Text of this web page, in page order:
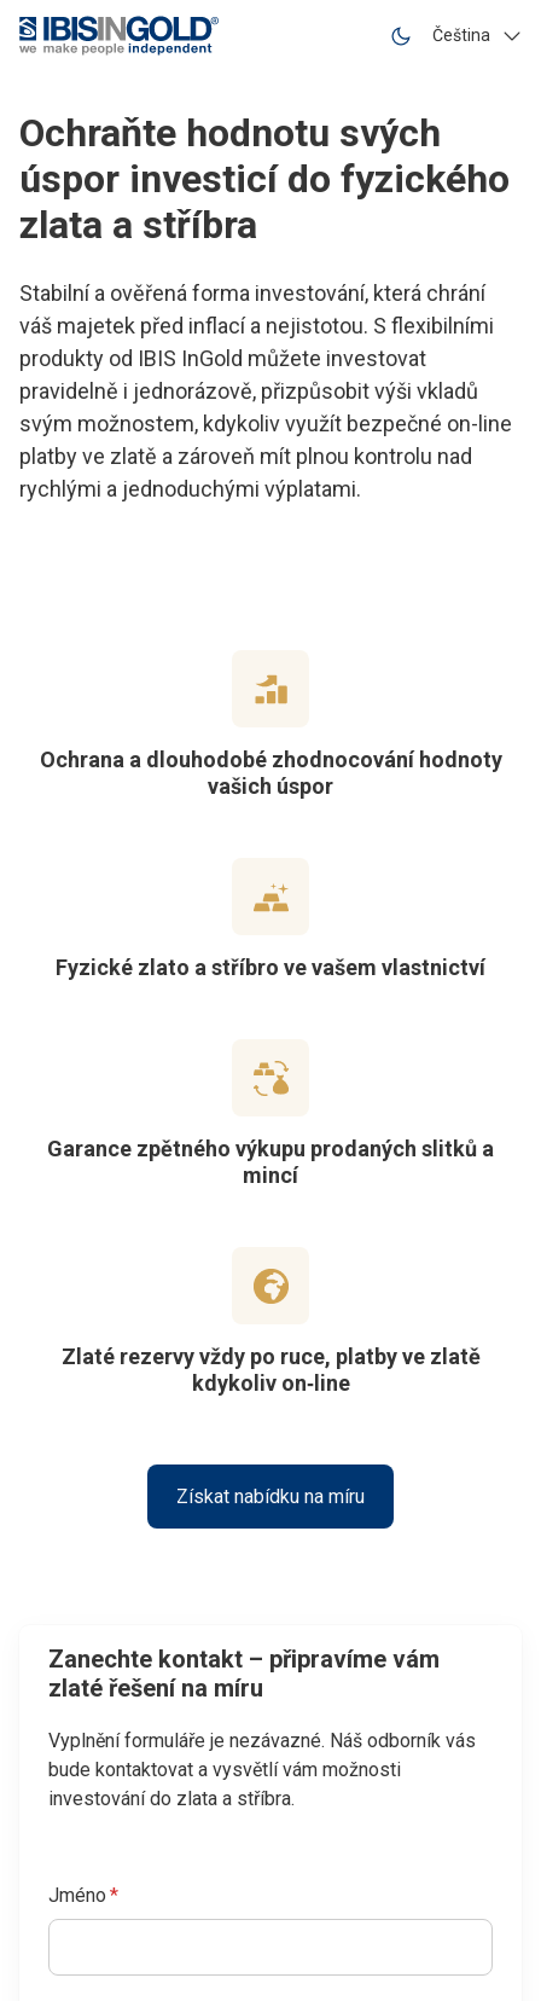
Čeština
Ochraňte hodnotu svých
úspor investicí do fyzického
zlata a stříbra
Stabilní a ověřená forma investování, která chrání
váš majetek před inflací a nejistotou. S flexibilními
produkty od IBIS InGold můžete investovat
pravidelně i jednorázově, přizpůsobit výši vkladů
svým možnostem, kdykoliv využít bezpečné on-line
platby ve zlatě a zároveň mít plnou kontrolu nad
rychlými a jednoduchými výplatami.
Ochrana a dlouhodobé zhodnocování hodnoty
vašich úspor
Fyzické zlato a stříbro ve vašem vlastnictví
Garance zpětného výkupu prodaných slitků a
mincí
Zlaté rezervy vždy po ruce, platby ve zlatě
kdykoliv on‑line
Získat nabídku na míru
Zanechte kontakt – připravíme vám
zlaté řešení na míru
Vyplnění formuláře je nezávazné. Náš odborník vás
bude kontaktovat a vysvětlí vám možnosti
investování do zlata a stříbra.
Jméno *
IBIS InGold | Vaše zlaté řešení